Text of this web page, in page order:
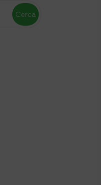
Cerca